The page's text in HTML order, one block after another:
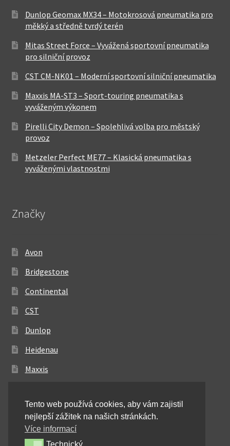
Dunlop Geomax MX34 – Motokrosová pneumatika pro
měkký a středně tvrdý terén
Mitas Street Force – Vyvážená sportovní pneumatika
pro silniční provoz
CST CM-NK01 – Moderní sportovní silniční pneumatika
Maxxis MA-ST3 – Sport-touring pneumatika s
vyváženým výkonem
Pirelli City Demon – Spolehlivá volba pro městský
provoz
Metzeler Perfect ME77 – Klasická pneumatika s
vyváženými vlastnostmi
Značky
Avon
Bridgestone
Continental
CST
Dunlop
Heidenau
Maxxis
Michelin
Mitas
Tento web používá cookies, aby vám zajistil
nejlepší zážitek na našich stránkách.
Více informací
Technický